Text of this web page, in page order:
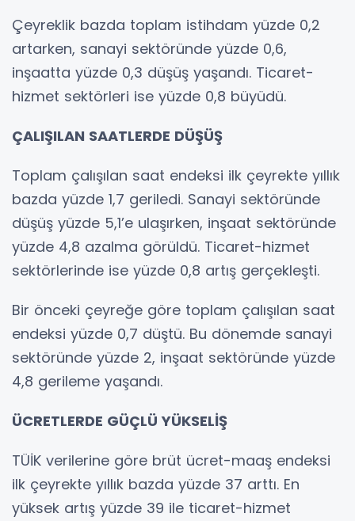
Çeyreklik bazda toplam istihdam yüzde 0,2
artarken, sanayi sektöründe yüzde 0,6,
inşaatta yüzde 0,3 düşüş yaşandı. Ticaret-
hizmet sektörleri ise yüzde 0,8 büyüdü.
ÇALIŞILAN SAATLERDE DÜŞÜŞ
Toplam çalışılan saat endeksi ilk çeyrekte yıllık
bazda yüzde 1,7 geriledi. Sanayi sektöründe
düşüş yüzde 5,1’e ulaşırken, inşaat sektöründe
yüzde 4,8 azalma görüldü. Ticaret-hizmet
sektörlerinde ise yüzde 0,8 artış gerçekleşti.
Bir önceki çeyreğe göre toplam çalışılan saat
endeksi yüzde 0,7 düştü. Bu dönemde sanayi
sektöründe yüzde 2, inşaat sektöründe yüzde
4,8 gerileme yaşandı.
ÜCRETLERDE GÜÇLÜ YÜKSELİŞ
TÜİK verilerine göre brüt ücret-maaş endeksi
ilk çeyrekte yıllık bazda yüzde 37 arttı. En
yüksek artış yüzde 39 ile ticaret-hizmet